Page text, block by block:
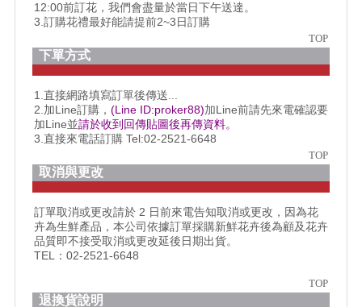
12:00前訂花，我們會盡量於當日下午送達。
3.訂購花禮最好能請提前2~3日訂購
TOP
下單方式
1.直接網路填寫訂單後傳送...
2.加Line訂購， (Line ID:proker88)加Line前請先來電確認要
加Line並請於收到回傳貼圖後再傳資料。
3.直接來電話訂購 Tel:02-2521-6648
TOP
取消與更改
訂單取消或更改請於 2 日前來電告知取消或更改，因為花
卉為生鮮產品，本公司依據訂單採購新鮮花卉後為顧及花卉
品質即不接受取消或更改延後日期出貨。
TEL：02-2521-6648
TOP
退換貨說明